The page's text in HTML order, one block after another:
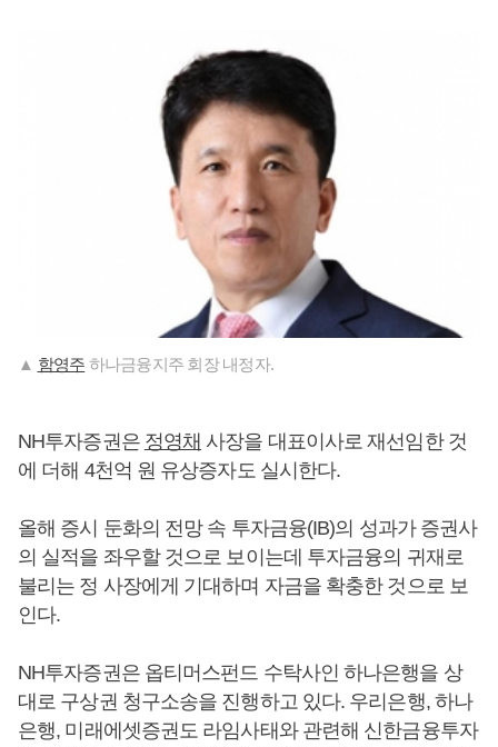
▲ 함영주 하나금융지주 회장 내정자.
NH투자증권은 정영채 사장을 대표이사로 재선임한 것
에 더해 4천억 원 유상증자도 실시한다.
올해 증시 둔화의 전망 속 투자금융(IB)의 성과가 증권사
의 실적을 좌우할 것으로 보이는데 투자금융의 귀재로
불리는 정 사장에게 기대하며 자금을 확충한 것으로 보
인다.
NH투자증권은 옵티머스펀드 수탁사인 하나은행을 상
대로 구상권 청구소송을 진행하고 있다. 우리은행, 하나
은행, 미래에셋증권도 라임사태와 관련해 신한금융투자